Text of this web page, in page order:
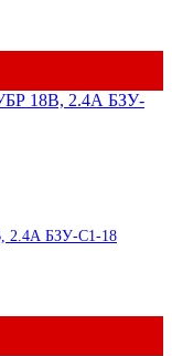
2.4А БЗУ-С1-18